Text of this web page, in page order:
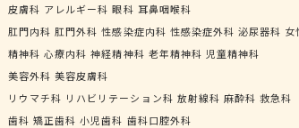
皮膚科 アレルギー科 眼科 耳鼻咽喉科
肛門内科 肛門外科 性感染症内科 性感染症外科 泌尿器科 女
精神科 心療内科 神経精神科 老年精神科 児童精神科
美容外科 美容皮膚科
リウマチ科 リハビリテーション科 放射線科 麻酔科 救急科
歯科 矯正歯科 小児歯科 歯科口腔外科